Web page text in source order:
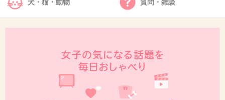
+5
堂珍もドラマとか出ればいいのにな
+5
犬・猫・動物 質問・雑談